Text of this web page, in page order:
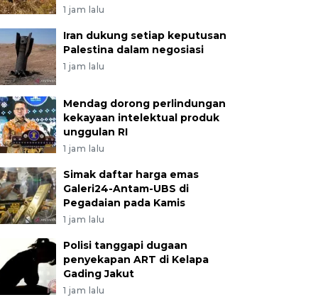
1 jam lalu
Iran dukung setiap keputusan
Palestina dalam negosiasi
1 jam lalu
Mendag dorong perlindungan
kekayaan intelektual produk
unggulan RI
1 jam lalu
Simak daftar harga emas
Galeri24-Antam-UBS di
Pegadaian pada Kamis
1 jam lalu
Polisi tanggapi dugaan
penyekapan ART di Kelapa
Gading Jakut
1 jam lalu